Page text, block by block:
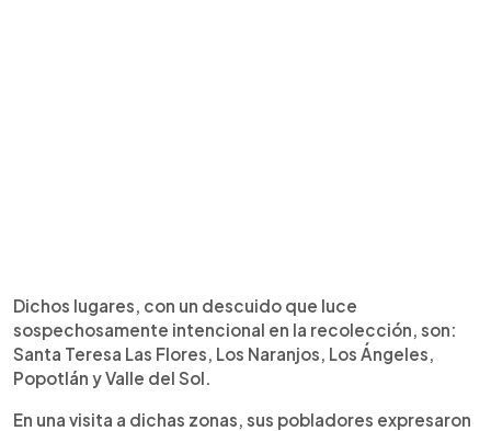
Dichos lugares, con un descuido que luce
sospechosamente intencional en la recolección, son:
Santa Teresa Las Flores, Los Naranjos, Los Ángeles,
Popotlán y Valle del Sol.
En una visita a dichas zonas, sus pobladores expresaron